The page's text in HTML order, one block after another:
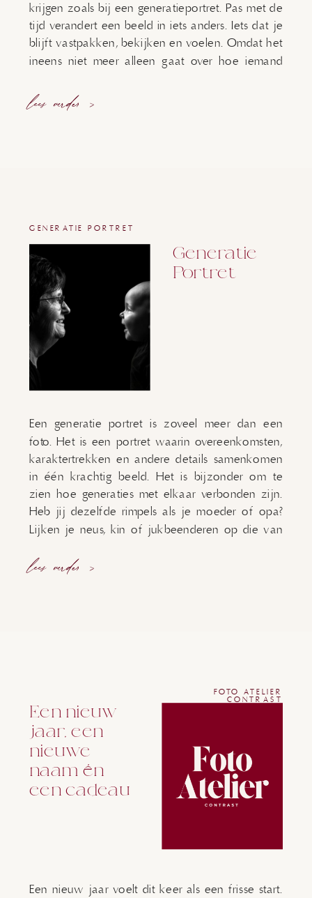
lees verder >
krijgen zoals bij een generatieportret. Pas met de
tijd verandert een beeld in iets anders. Iets dat je
blijft vastpakken, bekijken en voelen. Omdat het
ineens niet meer alleen gaat over hoe iemand
lees verder >
Een generatie portret is zoveel meer dan een
foto. Het is een portret waarin overeenkomsten,
karaktertrekken en andere details samenkomen
in één krachtig beeld. Het is bijzonder om te
zien hoe generaties met elkaar verbonden zijn.
Heb jij dezelfde rimpels als je moeder of opa?
Lijken je neus, kin of jukbeenderen op die van
Generatie
Portret
GENERATIE PORTRET
Een nieuw jaar voelt dit keer als een frisse start.
Een nieuw
jaar, een
nieuwe
naam én
een cadeau
FOTO ATELIER
CONTRAST